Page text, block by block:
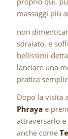
massaggi più
non
sdraiato, e
bellissimi
lanciare una
pratica
Dopo la visita
Phraya e
attraversarlo
anche come